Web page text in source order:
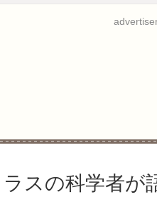
スの科学者が